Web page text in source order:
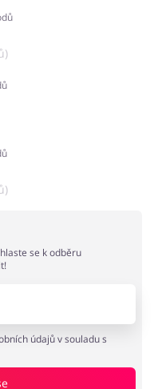
se k odběru
údajů v souladu s